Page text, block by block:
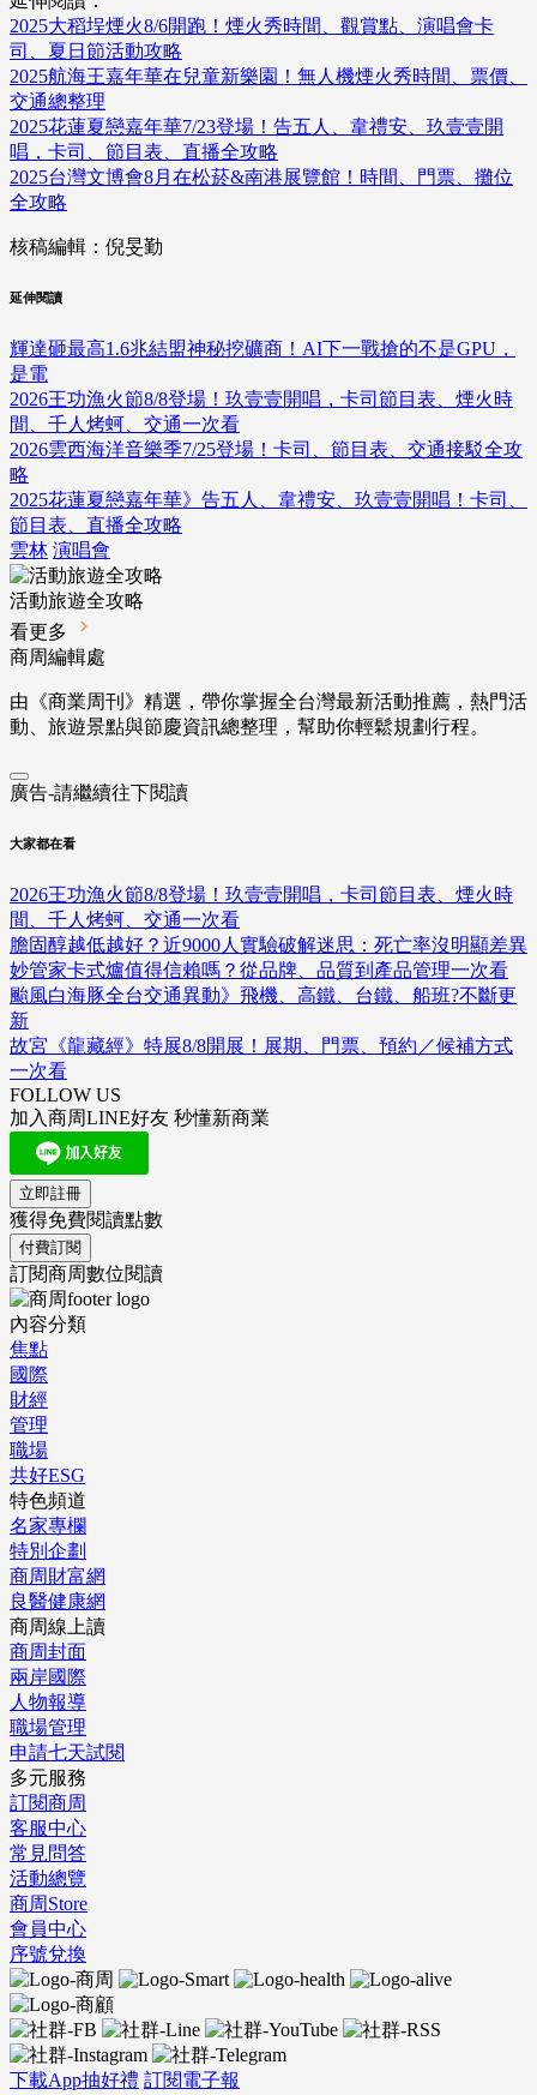
2025大稻埕煙火8/6開跑！煙火秀時間、觀賞點、演唱會卡
司、夏日節活動攻略
2025航海王嘉年華在兒童新樂園！無人機煙火秀時間、票價、
交通總整理
2025花蓮夏戀嘉年華7/23登場！告五人、韋禮安、玖壹壹開
唱，卡司、節目表、直播全攻略
2025台灣文博會8月在松菸&南港展覽館！時間、門票、攤位
全攻略
核稿編輯：倪旻勤
延伸閱讀
輝達砸最高1.6兆結盟神秘挖礦商！AI下一戰搶的不是GPU，
是電
2026王功漁火節8/8登場！玖壹壹開唱，卡司節目表、煙火時
間、千人烤蚵、交通一次看
2026雲西海洋音樂季7/25登場！卡司、節目表、交通接駁全攻
略
2025花蓮夏戀嘉年華》告五人、韋禮安、玖壹壹開唱！卡司、
節目表、直播全攻略
雲林 演唱會
活動旅遊全攻略
看更多
商周編輯處
由《商業周刊》精選，帶你掌握全台灣最新活動推薦，熱門活
動、旅遊景點與節慶資訊總整理，幫助你輕鬆規劃行程。
廣告-請繼續往下閱讀
大家都在看
2026王功漁火節8/8登場！玖壹壹開唱，卡司節目表、煙火時
間、千人烤蚵、交通一次看
膽固醇越低越好？近9000人實驗破解迷思：死亡率沒明顯差異
妙管家卡式爐值得信賴嗎？從品牌、品質到產品管理一次看
颱風白海豚全台交通異動》飛機、高鐵、台鐵、船班?不斷更
新
故宮《龍藏經》特展8/8開展！展期、門票、預約／候補方式
一次看
FOLLOW US
加入商周LINE好友 秒懂新商業
立即註冊
獲得免費閱讀點數
付費訂閱
訂閱商周數位閱讀
內容分類
焦點
國際
財經
管理
職場
共好ESG
特色頻道
名家專欄
特別企劃
商周財富網
良醫健康網
商周線上讀
商周封面
兩岸國際
人物報導
職場管理
申請七天試閱
多元服務
訂閱商周
客服中心
常見問答
活動總覽
商周Store
會員中心
序號兌換
下載App抽好禮 訂閱電子報